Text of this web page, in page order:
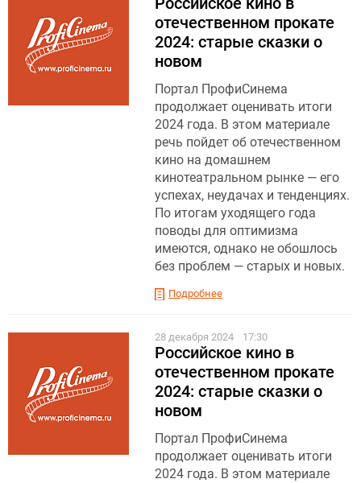
отечественном прокате
2024: старые сказки о
новом
Портал ПрофиСинема
продолжает оценивать итоги
2024 года. В этом материале
речь пойдет об отечественном
кино на домашнем
кинотеатральном рынке — его
успехах, неудачах и тенденциях.
По итогам уходящего года
поводы для оптимизма
имеются, однако не обошлось
без проблем — старых и новых.
Подробнее
28 декабря 2024 17:30
Российское кино в
отечественном прокате
2024: старые сказки о
новом
Портал ПрофиСинема
продолжает оценивать итоги
2024 года. В этом материале